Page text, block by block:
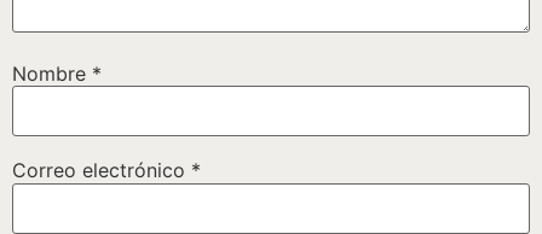
Nombre *
Correo electrónico *